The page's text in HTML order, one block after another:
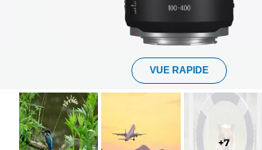
VUE RAPIDE
+7